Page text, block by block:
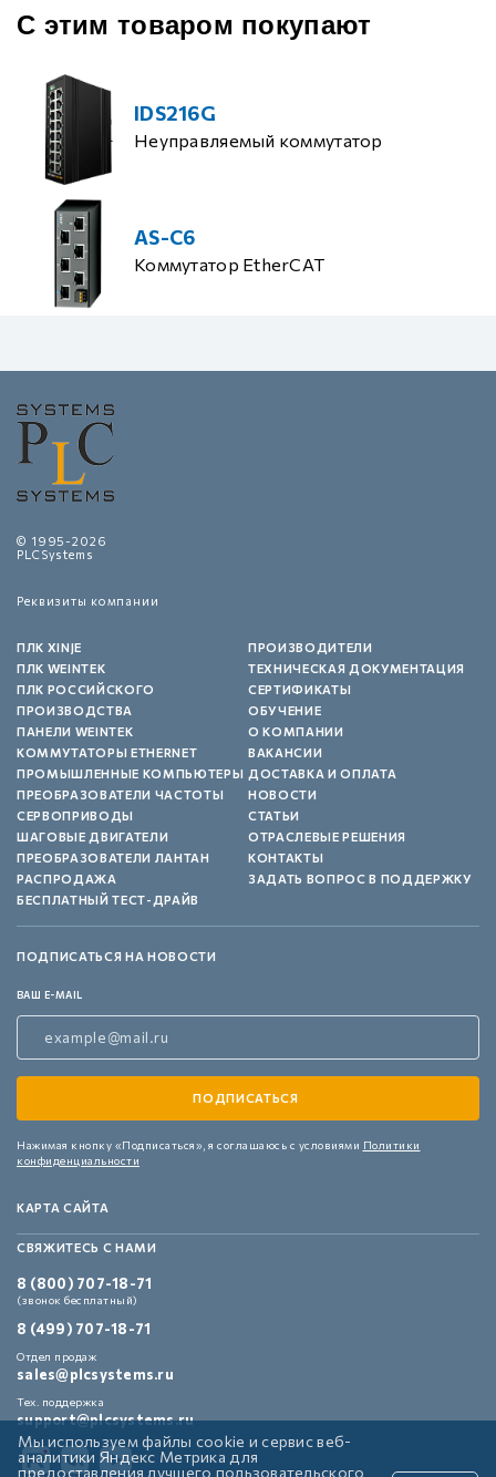
С этим товаром покупают
IDS216G
Неуправляемый коммутатор
AS-C6
Коммутатор EtherCAT
© 1995-2026
PLCSystems
Реквизиты компании
ПЛК XINJE
ПЛК WEINTEK
ПЛК РОССИЙСКОГО
ПРОИЗВОДСТВА
ПАНЕЛИ WEINTEK
КОММУТАТОРЫ ETHERNET
ПРОМЫШЛЕННЫЕ КОМПЬЮТЕРЫ
ПРЕОБРАЗОВАТЕЛИ ЧАСТОТЫ
СЕРВОПРИВОДЫ
ШАГОВЫЕ ДВИГАТЕЛИ
ПРЕОБРАЗОВАТЕЛИ ЛАНТАН
РАСПРОДАЖА
БЕСПЛАТНЫЙ ТЕСТ-ДРАЙВ
ПРОИЗВОДИТЕЛИ
ТЕХНИЧЕСКАЯ ДОКУМЕНТАЦИЯ
СЕРТИФИКАТЫ
ОБУЧЕНИЕ
О КОМПАНИИ
ВАКАНСИИ
ДОСТАВКА И ОПЛАТА
НОВОСТИ
СТАТЬИ
ОТРАСЛЕВЫЕ РЕШЕНИЯ
КОНТАКТЫ
ЗАДАТЬ ВОПРОС В ПОДДЕРЖКУ
ПОДПИСАТЬСЯ НА НОВОСТИ
ВАШ E-MAIL
Нажимая кнопку «Подписаться», я соглашаюсь с условиями Политики
конфиденциальности
КАРТА САЙТА
СВЯЖИТЕСЬ С НАМИ
8 (800) 707-18-71
(звонок бесплатный)
8 (499) 707-18-71
Отдел продаж
sales@plcsystems.ru
Тех. поддержка
support@plcsystems.ru
Мы используем файлы cookie и сервис веб-
аналитики Яндекс Метрика для
предоставления лучшего пользовательского